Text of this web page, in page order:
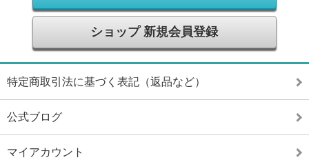
ショップ 新規会員登録
特定商取引法に基づく表記（返品など）
公式ブログ
マイアカウント